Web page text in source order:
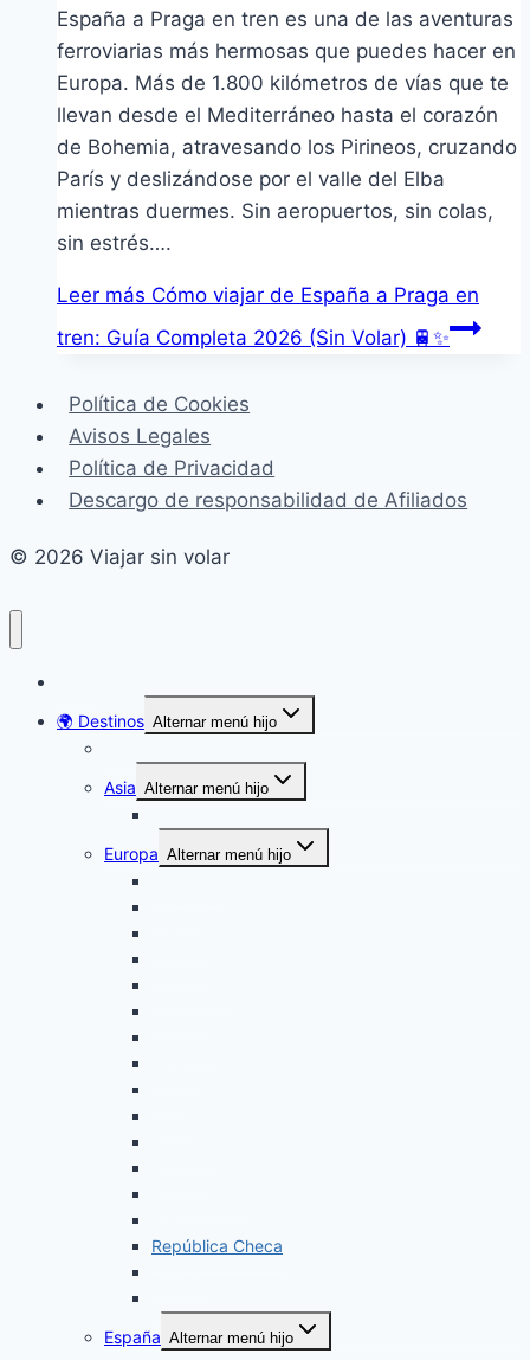
España a Praga en tren es una de las aventuras
ferroviarias más hermosas que puedes hacer en
Europa. Más de 1.800 kilómetros de vías que te
llevan desde el Mediterráneo hasta el corazón
de Bohemia, atravesando los Pirineos, cruzando
París y deslizándose por el valle del Elba
mientras duermes. Sin aeropuertos, sin colas,
sin estrés….
Leer más Cómo viajar de España a Praga en
tren: Guía Completa 2026 (Sin Volar) 🚆✨
Política de Cookies
Avisos Legales
Política de Privacidad
Descargo de responsabilidad de Afiliados
© 2026 Viajar sin volar
🌍 Destinos Alternar menú hijo
Asia Alternar menú hijo
Europa Alternar menú hijo
República Checa
España Alternar menú hijo